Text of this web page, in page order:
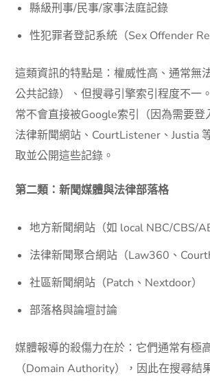
縣級刑事/民事/家事法庭記錄
性犯罪者登記系統（Sex Offender
這類資訊的特點是：權威性高、通常無
公共記錄）、但搜尋引擎索引程度不一
常不會直接被Google索引（因為需要登
法律新聞網站、CourtListener、Justia
取並公開這些記錄。
第二類：新聞媒體與法律部落格
地方新聞網站（如 local NBC/CBS/
法律新聞聚合網站（Law360、
社區新聞網站（Patch、Nextdoor）
部落格與論壇討論
媒體報導的殺傷力在於：它們通常有極
（Domain Authority），因此在搜尋結